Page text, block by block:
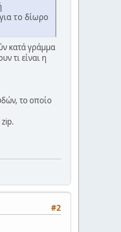
το δίωρο
κατά γράμμα
τι είναι η
το οποίο
#2